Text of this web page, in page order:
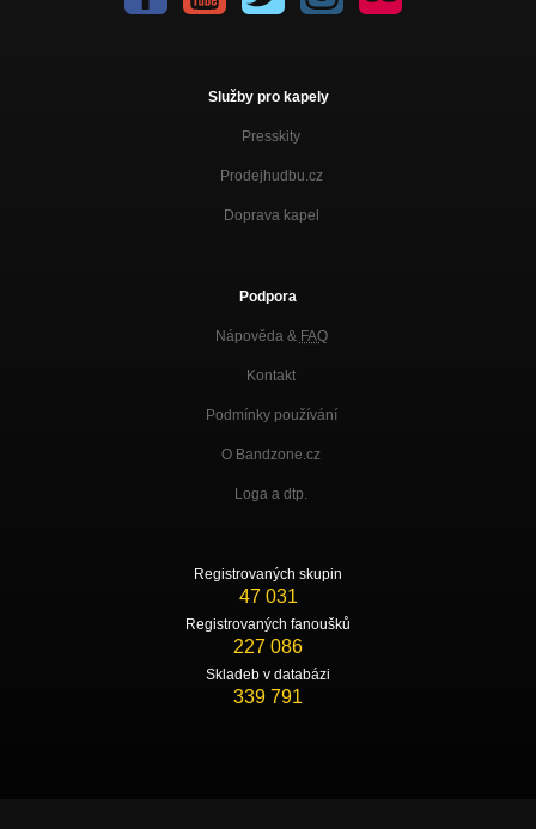
Služby pro kapely
Presskity
Prodejhudbu.cz
Doprava kapel
Podpora
Nápověda & FAQ
Kontakt
Podmínky používání
O Bandzone.cz
Loga a dtp.
Registrovaných skupin
47 031
Registrovaných fanoušků
227 086
Skladeb v databázi
339 791